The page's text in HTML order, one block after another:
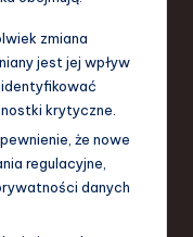
zmiana
jest jej wpływ
krytyczne.
że nowe
regulacyjne,
danych